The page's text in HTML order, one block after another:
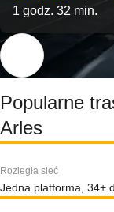
1 godz. 32 min.
Popularne
Arles
Rozległa sieć
Jedna platforma, 34+